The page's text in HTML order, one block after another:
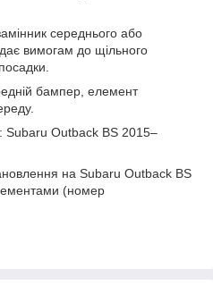
середнього або
вимогам до щільного
бампер, елемент
Subaru Outback BS 2015–
на Subaru Outback BS
(номер